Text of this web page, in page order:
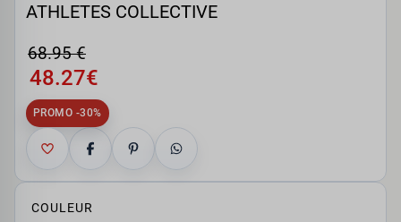
ATHLETES COLLECTIVE
68.95 €
48.27€
PROMO -30%
COULEUR